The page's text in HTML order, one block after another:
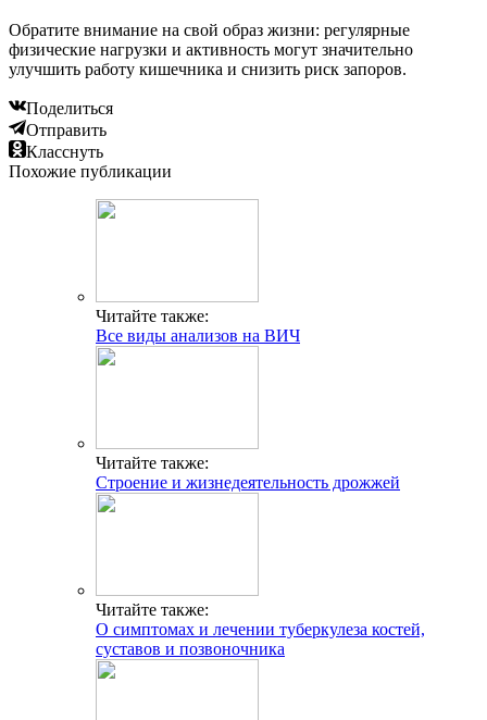
Обратите внимание на свой образ жизни: регулярные
физические нагрузки и активность могут значительно
улучшить работу кишечника и снизить риск запоров.
Поделиться
Отправить
Класснуть
Похожие публикации
Читайте также:
Все виды анализов на ВИЧ
Читайте также:
Строение и жизнедеятельность дрожжей
Читайте также:
О симптомах и лечении туберкулеза костей,
суставов и позвоночника